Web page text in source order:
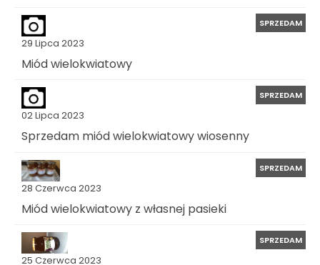
29 Lipca 2023
SPRZEDAM
Miód wielokwiatowy
02 Lipca 2023
SPRZEDAM
Sprzedam miód wielokwiatowy wiosenny
28 Czerwca 2023
SPRZEDAM
Miód wielokwiatowy z własnej pasieki
25 Czerwca 2023
SPRZEDAM